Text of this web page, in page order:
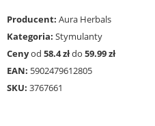
Producent: Aura Herbals
Kategoria: Stymulanty
Cenyod 58.4 złdo 59.99 zł
EAN: 5902479612805
SKU: 3767661